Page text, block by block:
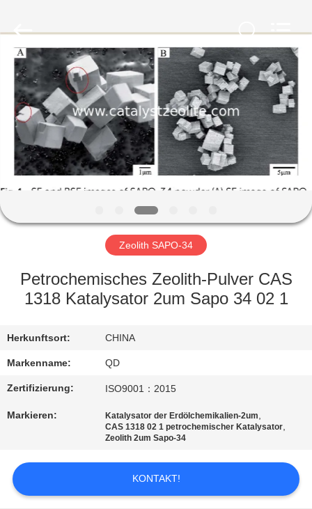
HAUS
PRODUKTE
ÜBER
UNS
FABRIK-
QUALITÄTSKONTROLLE
TRETEN
SIE
MIT
UNS
NACHRICHTEN
Reserved.
Zeolith SAPO-34
Petrochemisches Zeolith-Pulver CAS
1318 Katalysator 2um Sapo 34 02 1
Herkunftsort: CHINA
Markenname: QD
Zertifizierung: ISO9001：2015
Markieren: Katalysator der Erdölchemikalien-2um,
CAS 1318 02 1 petrochemischer Katalysator,
Zeolith 2um Sapo-34
KONTAKT!